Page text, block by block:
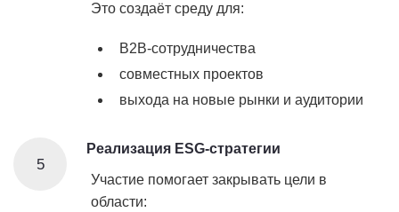
Это создаёт среду для:
B2B-сотрудничества
совместных проектов
выхода на новые рынки и аудитории
5
Реализация ESG-стратегии
Участие помогает закрывать цели в
области: